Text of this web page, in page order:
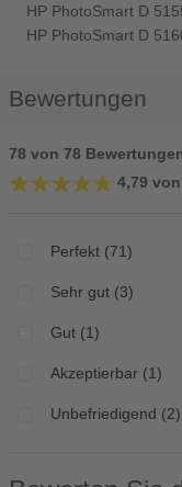
HP PhotoSmart D
HP PhotoSmart D
Bewertungen
78 von 78
★★★★★
★★★★★ 4,79
Perfekt (71)
Sehr gut (3)
Gut (1)
Akzeptierbar (1)
Unbefriedigend (2)